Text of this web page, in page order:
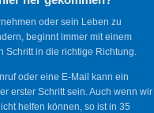
oder sein Leben zu
beginnt immer mit einem
Schritt in die richtige Richtung.
oder eine E-Mail kann ein
erster Schritt sein. Auch wenn wir
helfen können, so ist in 35